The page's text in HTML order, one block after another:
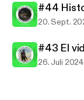
#44
20. Sept.
#43 El
26. Juli 2024